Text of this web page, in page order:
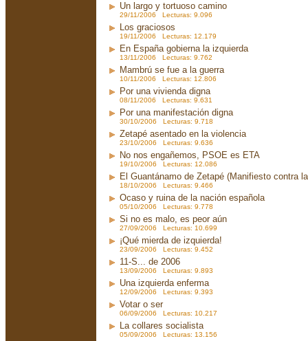
Un largo y tortuoso camino
29/11/2006 Lecturas: 9.096
Los graciosos
19/11/2006 Lecturas: 12.179
En España gobierna la izquierda
13/11/2006 Lecturas: 9.762
Mambrú se fue a la guerra
10/11/2006 Lecturas: 12.806
Por una vivienda digna
08/11/2006 Lecturas: 9.631
Por una manifestación digna
30/10/2006 Lecturas: 9.718
Zetapé asentado en la violencia
23/10/2006 Lecturas: 9.636
No nos engañemos, PSOE es ETA
19/10/2006 Lecturas: 12.086
El Guantánamo de Zetapé (Manifiesto contra
18/10/2006 Lecturas: 9.466
Ocaso y ruina de la nación española
05/10/2006 Lecturas: 9.778
Si no es malo, es peor aún
27/09/2006 Lecturas: 10.699
¡Qué mierda de izquierda!
23/09/2006 Lecturas: 9.452
11-S... de 2006
13/09/2006 Lecturas: 9.893
Una izquierda enferma
12/09/2006 Lecturas: 9.393
Votar o ser
06/09/2006 Lecturas: 10.217
La collares socialista
05/09/2006 Lecturas: 13.156